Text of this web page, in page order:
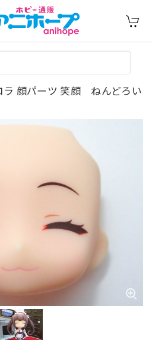
ラ 顔パーツ 笑顔 ねんどろい